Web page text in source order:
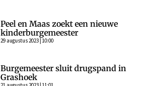
Peel en Maas zoekt een nieuwe
kinderburgemeester
29 augustus 2023 | 10:00
Burgemeester sluit drugspand in
Grashoek